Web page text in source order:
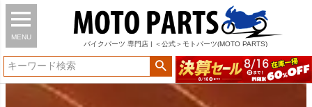
MENU
バイク パーツ 専門店 | ＜公式＞モトパーツ(MOTO PARTS)